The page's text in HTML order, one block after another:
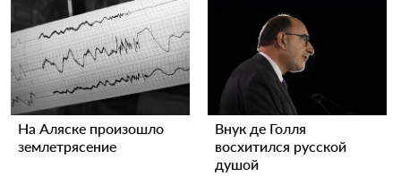
На Аляске произошло
землетрясение
Внук де Голля
восхитился русской
душой